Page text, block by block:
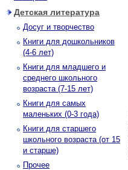
Детская литература
Досуг и творчество
Книги для дошкольников
(4-6 лет)
Книги для младшего и
среднего школьного
возраста (7-15 лет)
Книги для самых
маленьких (0-3 года)
Книги для старшего
школьного возраста (от 15
и старше)
Прочее